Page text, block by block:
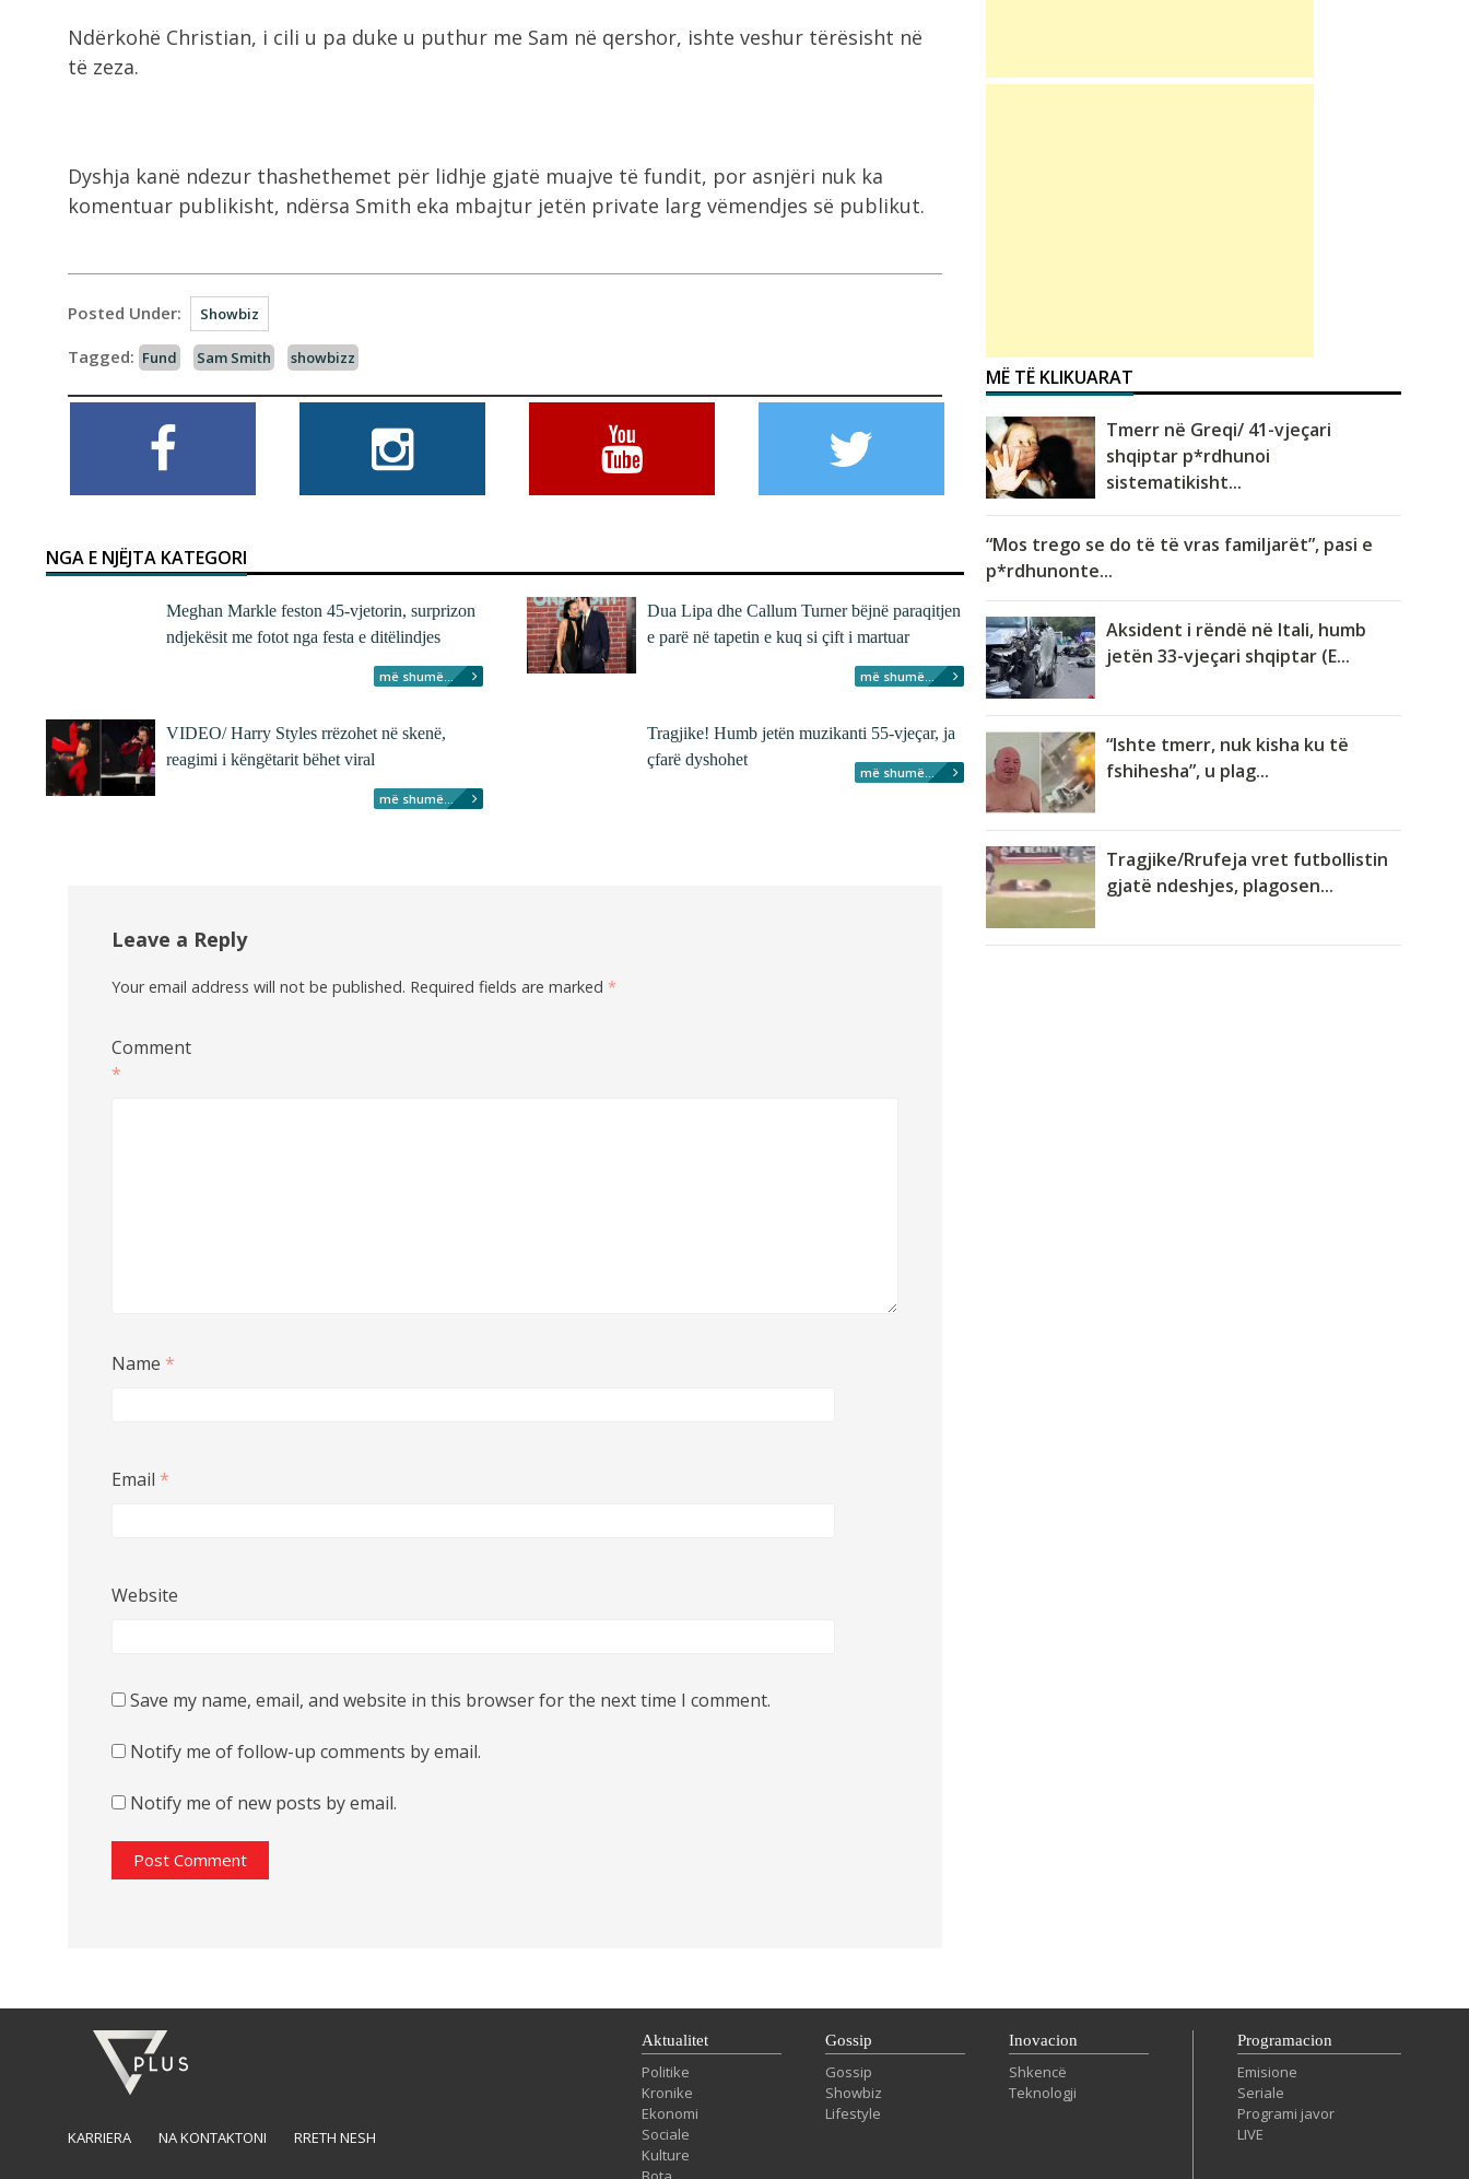
Ndërkohë Christian, i cili u pa duke u puthur me Sam në qershor, ishte veshur tërësisht në
të zeza.
Dyshja kanë ndezur thashethemet për lidhje gjatë muajve të fundit, por asnjëri nuk ka
komentuar publikisht, ndërsa Smith eka mbajtur jetën private larg vëmendjes së publikut.
Posted Under: Showbiz
Tagged: Fund Sam Smith showbizz
NGA E NJËJTA KATEGORI
Meghan Markle feston 45-vjetorin, surprizon
ndjekësit me fotot nga festa e ditëlindjes
më shumë...
Dua Lipa dhe Callum Turner bëjnë paraqitjen
e parë në tapetin e kuq si çift i martuar
më shumë...
VIDEO/ Harry Styles rrëzohet në skenë,
reagimi i këngëtarit bëhet viral
më shumë...
Tragjike! Humb jetën muzikanti 55-vjeçar, ja
çfarë dyshohet
më shumë...
Leave a Reply
Your email address will not be published. Required fields are marked *
Comment
*
Name *
Email *
Website
Save my name, email, and website in this browser for the next time I comment.
Notify me of follow-up comments by email.
Notify me of new posts by email.
MË TË KLIKUARAT
Tmerr në Greqi/ 41-vjeçari
shqiptar p*rdhunoi
sistematikisht...
“Mos trego se do të të vras familjarët”, pasi e
p*rdhunonte...
Aksident i rëndë në Itali, humb
jetën 33-vjeçari shqiptar (E...
“Ishte tmerr, nuk kisha ku të
fshihesha”, u plag...
Tragjike/Rrufeja vret futbollistin
gjatë ndeshjes, plagosen...
KARRIERA NA KONTAKTONI RRETH NESH
Aktualitet
Politike
Kronike
Ekonomi
Sociale
Kulture
Gossip
Gossip
Showbiz
Lifestyle
Inovacion
Shkencë
Teknologji
Programacion
Emisione
Seriale
Programi javor
LIVE